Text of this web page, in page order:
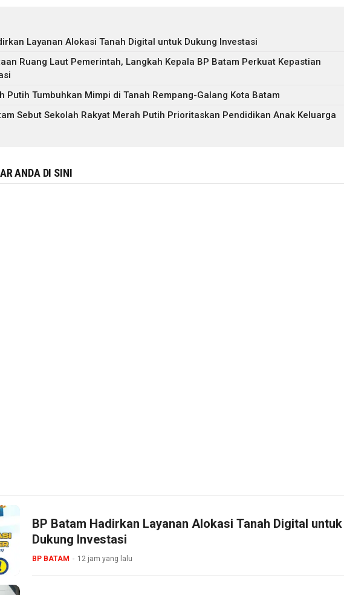
Layanan Alokasi Tanah Digital untuk Dukung Investasi
Ruang Laut Pemerintah, Langkah Kepala BP Batam Perkuat Kepastian
Putih Tumbuhkan Mimpi di Tanah Rempang-Galang Kota Batam
Sebut Sekolah Rakyat Merah Putih Prioritaskan Pendidikan Anak Keluarga
ANDA DI SINI
BP Batam Hadirkan Layanan Alokasi Tanah Digital untuk
Dukung Investasi
BP BATAM 12 jam yang lalu